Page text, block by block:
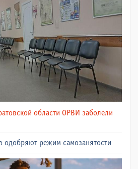
области ОРВИ заболели
одобряют режим самозанятости